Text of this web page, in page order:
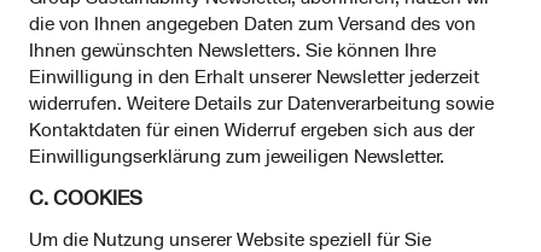
die von Ihnen angegeben Daten zum Versand des von
Ihnen gewünschten Newsletters. Sie können Ihre
Einwilligung in den Erhalt unserer Newsletter jederzeit
widerrufen. Weitere Details zur Datenverarbeitung sowie
Kontaktdaten für einen Widerruf ergeben sich aus der
Einwilligungserklärung zum jeweiligen Newsletter.
C. COOKIES
Um die Nutzung unserer Website speziell für Sie